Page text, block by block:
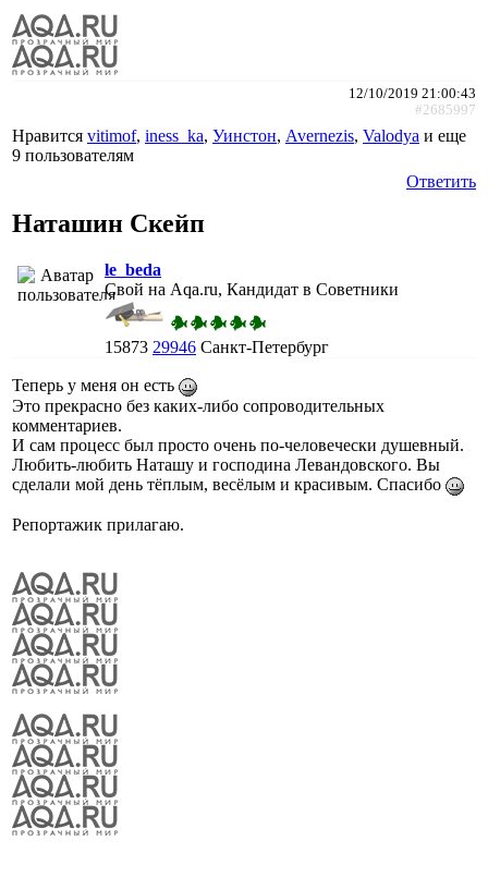
12/10/2019 21:00:43
#2685997
Нравится vitimof, iness_ka, Уинстон, Avernezis, Valodya и еще
9 пользователям
Ответить
Наташин Скейп
le_beda
Свой на Aqa.ru, Кандидат в Советники
15873 29946 Санкт-Петербург
Теперь у меня он есть
Это прекрасно без каких-либо сопроводительных
комментариев.
И сам процесс был просто очень по-человечески душевный.
Любить-любить Наташу и господина Левандовского. Вы
сделали мой день тёплым, весёлым и красивым. Спасибо
Репортажик прилагаю.